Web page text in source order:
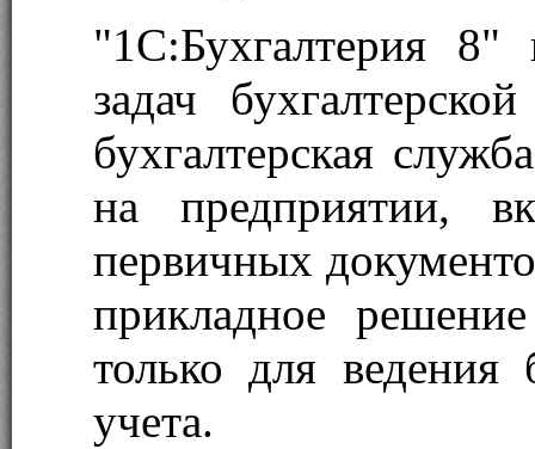
"1С:Бухгалтерия 8"
задач
бухгалтерская
на предприятии,
первичных
прикладное
только для ведения
учета.